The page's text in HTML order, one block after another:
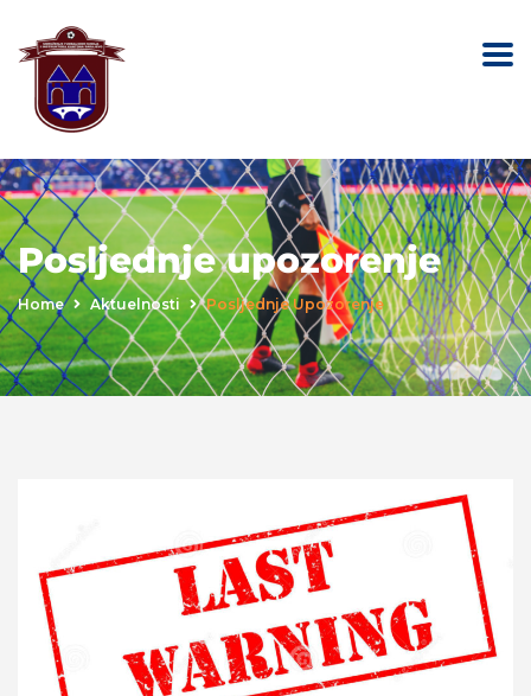
Posljednje upozorenje
Home Aktuelnosti Posljednje Upozorenje